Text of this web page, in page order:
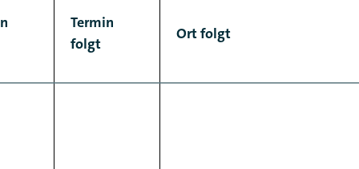
Termin
folgt
Ort folgt